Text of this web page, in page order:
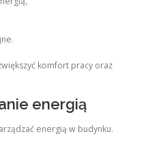
komfort pracy oraz
energią
energią w budynku.